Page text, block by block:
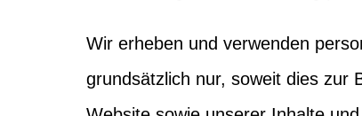
Wir erheben und verwenden
grundsätzlich nur, soweit dies zur